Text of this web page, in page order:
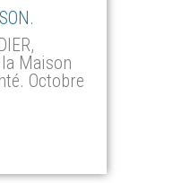
Maison
Octobre